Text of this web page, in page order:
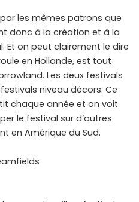
les mêmes patrons que
donc à la création et à la
Et on peut clairement le dire
en Hollande, est tout
Les deux festivals
niveau décors. Ce
chaque année et on voit
le festival sur d’autres
en Amérique du Sud.